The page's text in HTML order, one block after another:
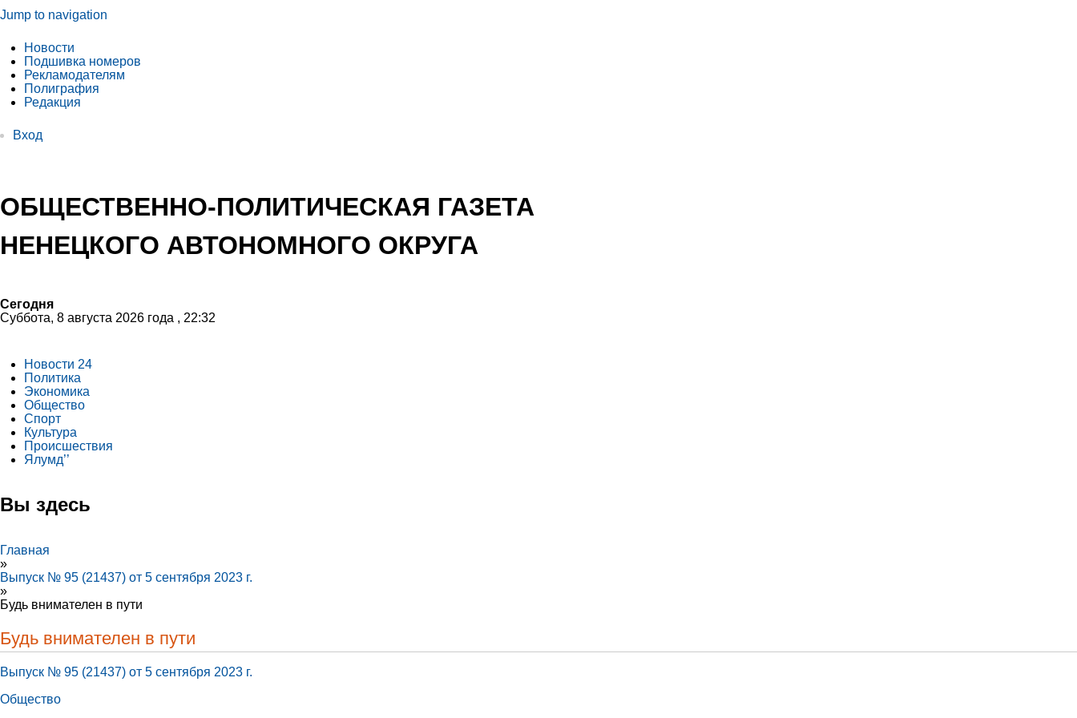
Jump to navigation
Новости
Подшивка номеров
Рекламодателям
Полиграфия
Редакция
Вход
ОБЩЕСТВЕННО-ПОЛИТИЧЕСКАЯ ГАЗЕТА
НЕНЕЦКОГО АВТОНОМНОГО ОКРУГА
Сегодня
Суббота, 8 августа 2026 года , 22:32
Новости 24
Политика
Экономика
Общество
Спорт
Культура
Происшествия
Ялумд’’
Вы здесь
Главная
»
Выпуск № 95 (21437) от 5 сентября 2023 г.
»
Будь внимателен в пути
Будь внимателен в пути
Выпуск № 95 (21437) от 5 сентября 2023 г.
Общество